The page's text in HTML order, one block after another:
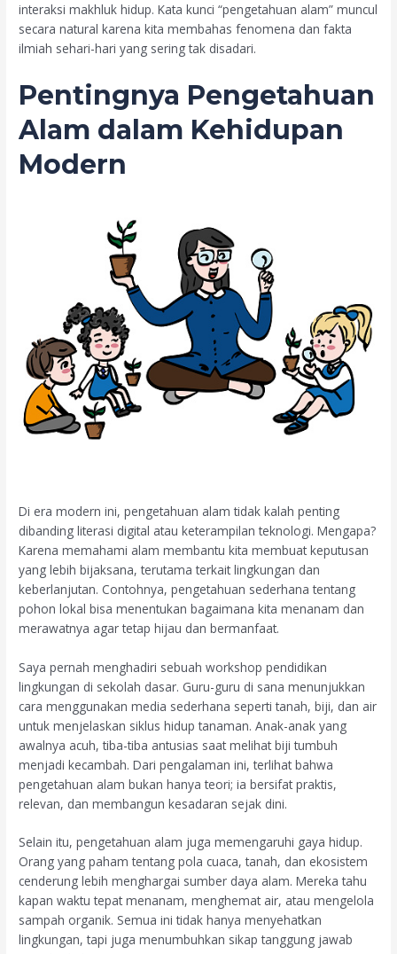
interaksi makhluk hidup. Kata kunci “pengetahuan alam” muncul
secara natural karena kita membahas fenomena dan fakta
ilmiah sehari-hari yang sering tak disadari.
Pentingnya Pengetahuan
Alam dalam Kehidupan
Modern
Di era modern ini, pengetahuan alam tidak kalah penting
dibanding literasi digital atau keterampilan teknologi. Mengapa?
Karena memahami alam membantu kita membuat keputusan
yang lebih bijaksana, terutama terkait lingkungan dan
keberlanjutan. Contohnya, pengetahuan sederhana tentang
pohon lokal bisa menentukan bagaimana kita menanam dan
merawatnya agar tetap hijau dan bermanfaat.
Saya pernah menghadiri sebuah workshop pendidikan
lingkungan di sekolah dasar. Guru-guru di sana menunjukkan
cara menggunakan media sederhana seperti tanah, biji, dan air
untuk menjelaskan siklus hidup tanaman. Anak-anak yang
awalnya acuh, tiba-tiba antusias saat melihat biji tumbuh
menjadi kecambah. Dari pengalaman ini, terlihat bahwa
pengetahuan alam bukan hanya teori; ia bersifat praktis,
relevan, dan membangun kesadaran sejak dini.
Selain itu, pengetahuan alam juga memengaruhi gaya hidup.
Orang yang paham tentang pola cuaca, tanah, dan ekosistem
cenderung lebih menghargai sumber daya alam. Mereka tahu
kapan waktu tepat menanam, menghemat air, atau mengelola
sampah organik. Semua ini tidak hanya menyehatkan
lingkungan, tapi juga menumbuhkan sikap tanggung jawab